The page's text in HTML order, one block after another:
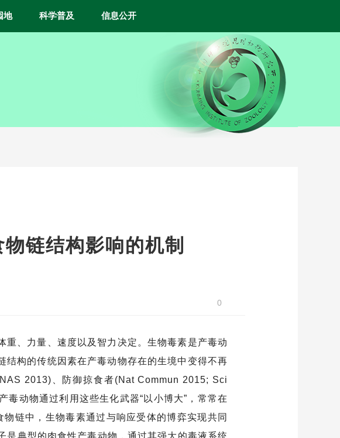
地 科学普及 信息公开
链结构影响的机制
0
、力量、速度以及智力决定。生物毒素是产毒动
构的传统因素在产毒动物存在的生境中变得不再
2013)、防御掠食者(Nat Commun 2015; Sci
动物通过利用这些生化武器“以小博大”，常常在
链中，生物毒素通过与响应受体的博弈实现共同
典型的肉食性产毒动物，通过其强大的毒液系统